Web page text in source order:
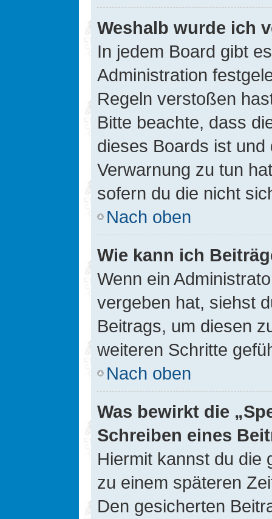
Weshalb wurde ich
In jedem Board gibt
Administration
Regeln verstoßen
Bitte beachte, dass
dieses Boards ist
Verwarnung zu tun
sofern du die nicht
Nach oben
Wie kann ich
Wenn ein
vergeben hat, siehst
Beitrags, um diesen
weiteren Schritte
Nach oben
Was bewirkt die
Schreiben eines
Hiermit kannst du die
zu einem späteren
Den gesicherten